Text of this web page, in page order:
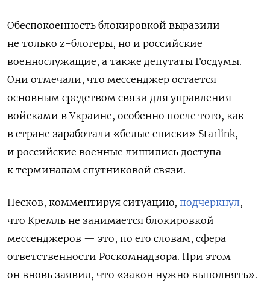
Обеспокоенность блокировкой выразили
не только z-блогеры, но и российские
военнослужащие, а также депутаты Госдумы.
Они отмечали, что мессенджер остается
основным средством связи для управления
войсками в Украине, особенно после того, как
в стране заработали «белые списки» Starlink,
и российские военные лишились доступа
к терминалам спутниковой связи.
Песков, комментируя ситуацию, подчеркнул,
что Кремль не занимается блокировкой
мессенджеров — это, по его словам, сфера
ответственности Роскомнадзора. При этом
он вновь заявил, что «закон нужно выполнять».